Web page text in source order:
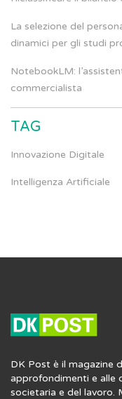
La selezione del
dinamici per gli studi
NotebookLM:
commercialista
TAG
Innovazione Digitale
Intelligenza Artificiale
DK Post è il magazine
approfondimenti e alle
societaria e del lavoro.